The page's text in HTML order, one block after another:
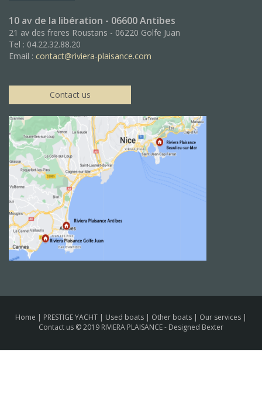
10 av de la libération - 06600 Antibes
21 av des freres Roustans - 06220 Golfe Juan
Tel : 04.22.32.88.20
Email : contact@riviera-plaisance.com
Contact us
Home | PRESTIGE YACHT | Used boats | Other boats | Our services |
Contact us © 2019 RIVIERA PLAISANCE - Designed Bexter